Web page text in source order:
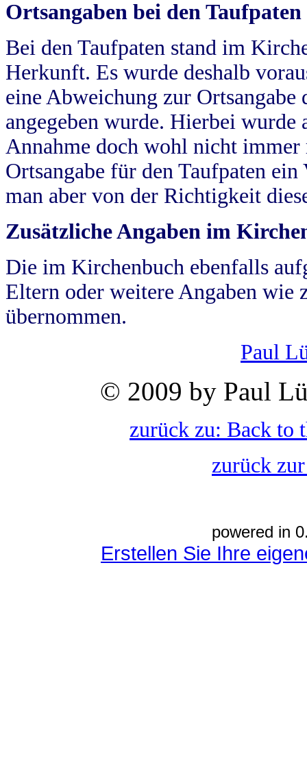
Ortsangaben bei den Taufpaten
Bei den Taufpaten stand im
Herkunft. Es wurde deshalb
eine Abweichung zur
angegeben wurde. Hierbei wurde
Annahme doch wohl nicht
Ortsangabe für den Taufpaten
man aber von der Richtigkeit
Zusätzliche Angaben im
Die im Kirchenbuch ebenfalls
Eltern oder weitere Angaben wie
übernommen.
Paul
© 2009 by Paul
zurück zu: Back to
zurück
powered in
Erstellen Sie Ihre